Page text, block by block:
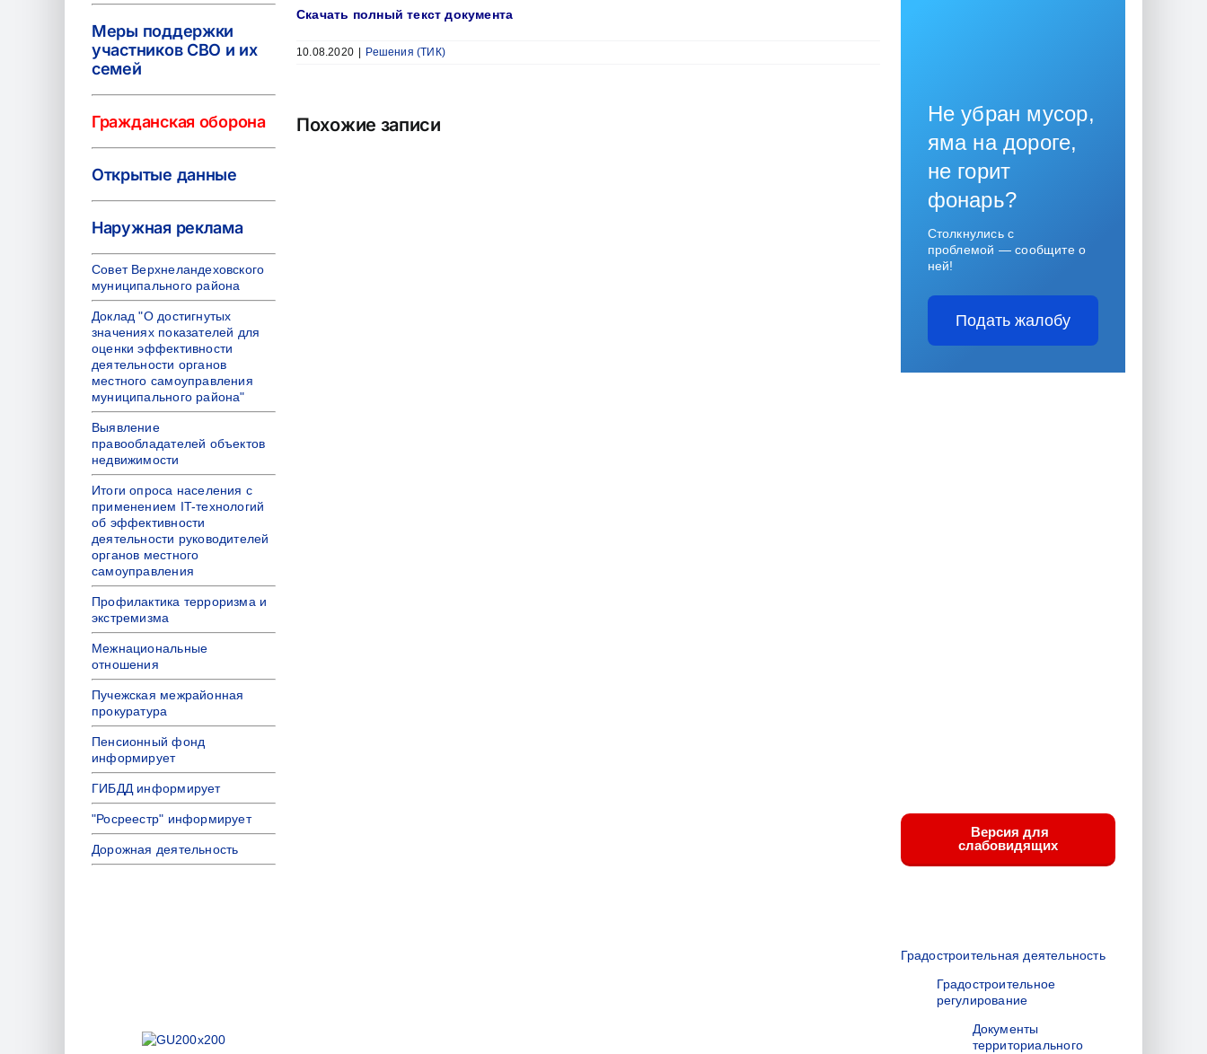
Скачать полный текст документа
10.08.2020 Решения (ТИК)
Похожие записи
Меры поддержки
участников СВО и их
семей
Гражданская оборона
Открытые данные
Наружная реклама
Совет Верхнеландеховского
муниципального района
Доклад "О достигнутых
значениях показателей для
оценки эффективности
деятельности органов
местного самоуправления
муниципального района"
Выявление
правообладателей объектов
недвижимости
Итоги опроса населения с
применением IT-технологий
об эффективности
деятельности руководителей
органов местного
самоуправления
Профилактика терроризма и
экстремизма
Межнациональные
отношения
Пучежская межрайонная
прокуратура
Пенсионный фонд
информирует
ГИБДД информирует
"Росреестр" информирует
Дорожная деятельность
Не убран мусор,
яма на дороге,
не горит
фонарь?
Столкнулись с
проблемой — сообщите о
ней!
Подать жалобу
Версия для
слабовидящих
Градостроительная деятельность
Градостроительное
регулирование
Документы
территориального